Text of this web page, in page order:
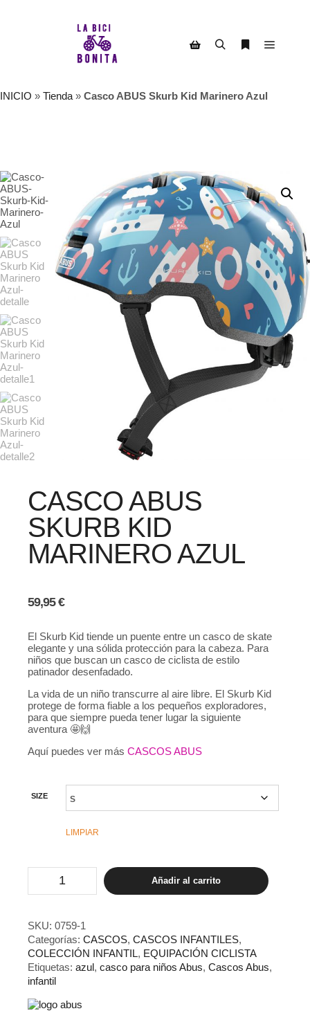
INICIO » Tienda » Casco ABUS Skurb Kid Marinero Azul
CASCO ABUS
SKURB KID
MARINERO AZUL
59,95€
El Skurb Kid tiende un puente entre un casco de skate
elegante y una sólida protección para la cabeza. Para
niños que buscan un casco de ciclista de estilo
patinador desenfadado.
La vida de un niño transcurre al aire libre. El Skurb Kid
protege de forma fiable a los pequeños exploradores,
para que siempre pueda tener lugar la siguiente
aventura 🤩🙌
Aquí puedes ver más CASCOS ABUS
SIZE
LIMPIAR
Skurb
Marinero
Azul
cantidad
Añadir al carrito
SKU: 0759-1
Categorías: CASCOS, CASCOS INFANTILES,
COLECCIÓN INFANTIL, EQUIPACIÓN CICLISTA
Etiquetas: azul, casco para niños Abus, Cascos Abus,
infantil